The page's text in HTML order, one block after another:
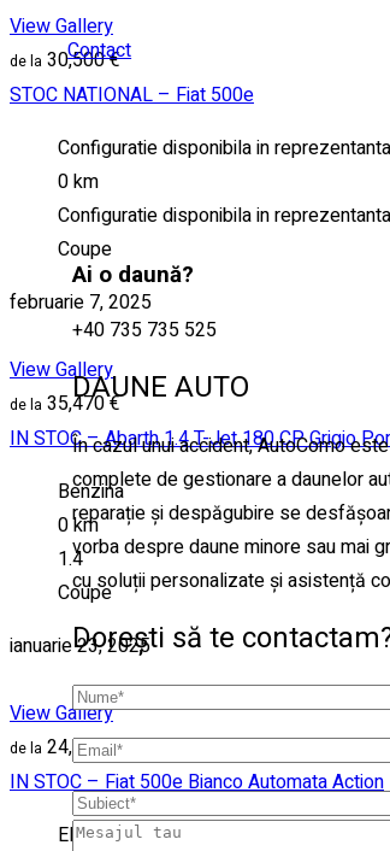
Contact
Ai o daună?
+40 735 735 525
DAUNE AUTO
În cazul unui accident, AutoComo
complete de gestionare a daunelor
reparație și despăgubire se
vorba despre daune minore sau mai
cu soluții personalizate și asistență
Dorești să te
View Gallery
30,500 €
STOC NATIONAL – Fiat 500e
Configuratie disponibila in reprezentanta
0 km
Configuratie disponibila in reprezentanta
Coupe
februarie 7, 2025
View Gallery
35,470 €
IN STOC – Abarth 1.4 T-Jet 180 CP Grigio
Benzina
0 km
1.4
Coupe
ianuarie 23, 2025
View Gallery
24,450 €
IN STOC – Fiat 500e Bianco Automata Action
Electric